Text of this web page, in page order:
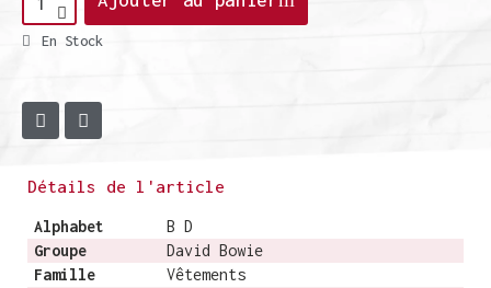
En Stock
Détails de l'article
Alphabet
B D
Groupe
David Bowie
Famille
Vêtements